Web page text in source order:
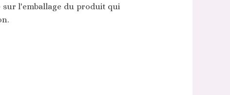
sur l'emballage du produit qui